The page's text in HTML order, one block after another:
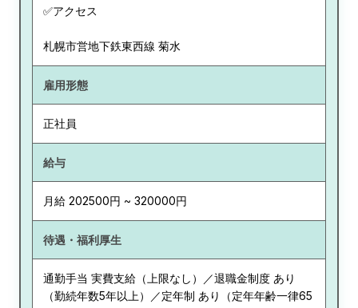
✅アクセス
札幌市営地下鉄東西線 菊水
雇用形態
正社員
給与
月給 202500円 ~ 320000円
待遇・福利厚生
通勤手当 実費支給（上限なし）／退職金制度 あり
（勤続年数5年以上）／定年制 あり（定年年齢一律65